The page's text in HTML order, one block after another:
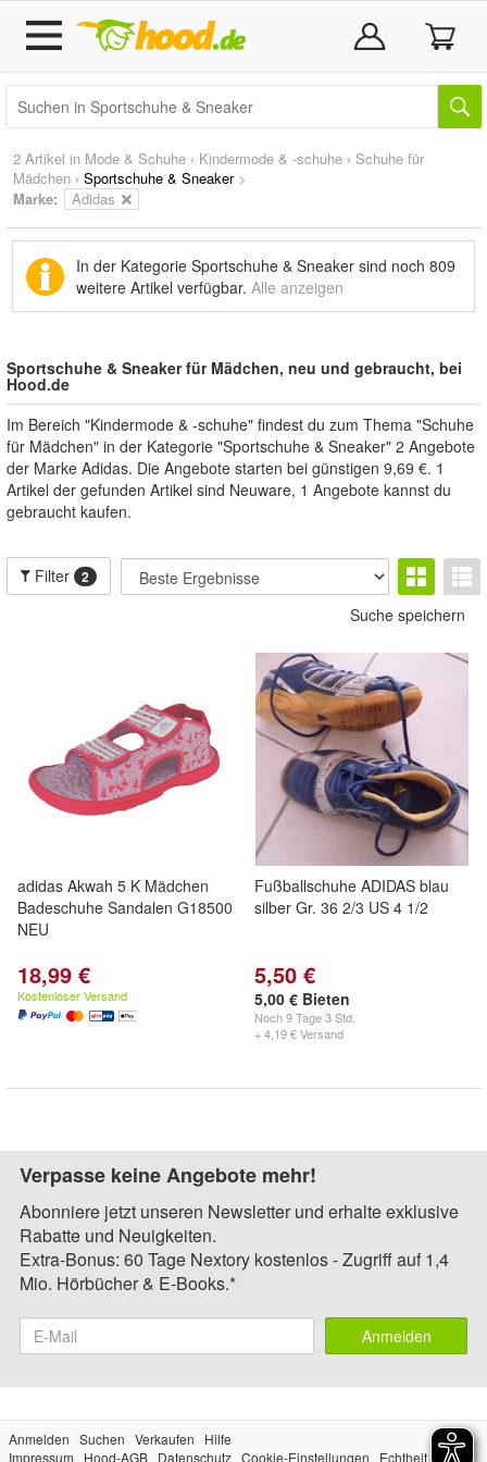
2 Artikel in Mode & Schuhe › Kindermode & -schuhe › Schuhe für
Mädchen › Sportschuhe & Sneaker>
Marke: Adidas
In der Kategorie Sportschuhe & Sneaker sind noch 809
weitere Artikel verfügbar. Alle anzeigen
Sportschuhe & Sneaker für Mädchen, neu und gebraucht, bei
Hood.de
Im Bereich "Kindermode & -schuhe" findest du zum Thema "Schuhe
für Mädchen" in der Kategorie "Sportschuhe & Sneaker" 2 Angebote
der Marke Adidas. Die Angebote starten bei günstigen 9,69 €. 1
Artikel der gefunden Artikel sind Neuware, 1 Angebote kannst du
gebraucht kaufen.
Filter 2
Suche speichern
adidas Akwah 5 K Mädchen
Badeschuhe Sandalen G18500
NEU
18,99 €
Kostenloser Versand
Fußballschuhe ADIDAS blau
silber Gr. 36 2/3 US 4 1/2
5,50 €
5,00 € Bieten
Noch9 Tage 3 Std.
+ 4,19 € Versand
Verpasse keine Angebote mehr!
Abonniere jetzt unseren Newsletter und erhalte exklusive
Rabatte und Neuigkeiten.
Extra-Bonus: 60 Tage Nextory kostenlos - Zugriff auf 1,4
Mio. Hörbücher & E-Books.*
Anmelden
Anmelden Suchen Verkaufen
Hilfe
Impressum
Hood-AGB Datenschutz Cookie-Einstellungen Echtheit der